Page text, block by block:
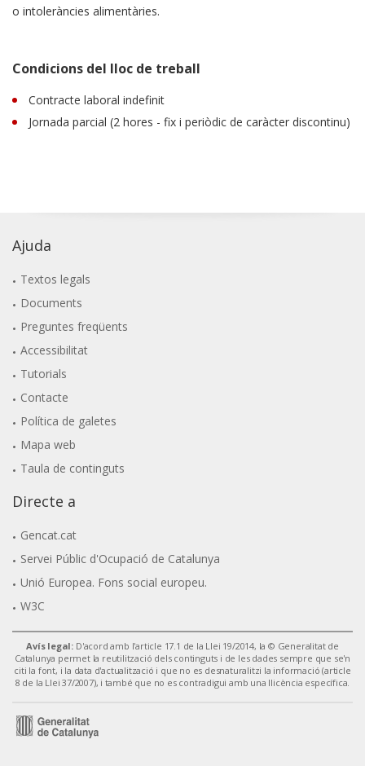
o intoleràncies alimentàries.
Condicions del lloc de treball
Contracte laboral indefinit
Jornada parcial (2 hores - fix i periòdic de caràcter discontinu)
Ajuda
Textos legals
Documents
Preguntes freqüents
Accessibilitat
Tutorials
Contacte
Política de galetes
Mapa web
Taula de continguts
Directe a
Gencat.cat
Servei Públic d'Ocupació de Catalunya
Unió Europea. Fons social europeu.
W3C
Avís legal: D'acord amb l'article 17.1 de la Llei 19/2014, la © Generalitat de
Catalunya permet la reutilització dels continguts i de les dades sempre que se'n
citi la font, i la data d'actualització i que no es desnaturalitzi la informació (article
8 de la Llei 37/2007), i també que no es contradigui amb una llicència específica.